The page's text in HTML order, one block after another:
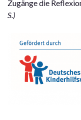
Zugänge die
S.)